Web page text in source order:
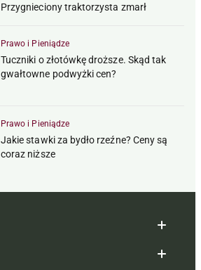
Przygnieciony traktorzysta zmarł
Prawo i Pieniądze
Tuczniki o złotówkę droższe. Skąd tak
gwałtowne podwyżki cen?
Prawo i Pieniądze
Jakie stawki za bydło rzeźne? Ceny są
coraz niższe